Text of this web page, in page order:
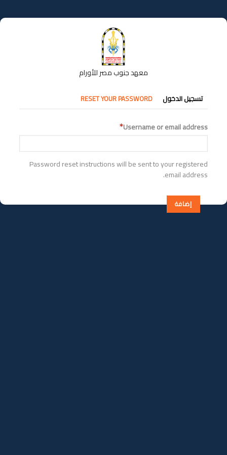
إلى
المحتوى
معهد جنوب مصر للأورام
التبويبات
الأساسية
تسجيل الدخول RESET YOUR PASSWORD
Username or email address
Password reset instructions will be sent to your registered
email address.